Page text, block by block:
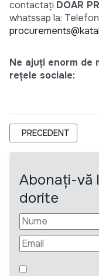
contactați DOAR
whatssap la:
Ne ajuți enorm de
rețele sociale:
ARTICOL
PRECEDENT
Abonați-vă
dorite